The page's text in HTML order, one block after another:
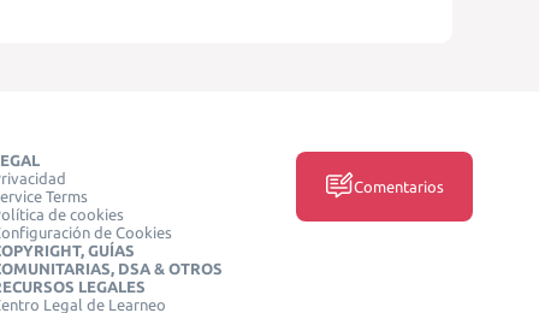
Terms
de cookies
de Cookies
GUÍAS
DSA & OTROS
LEGALES
Legal de Learneo
Comentarios